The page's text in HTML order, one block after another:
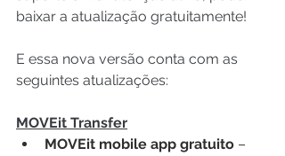
baixar a atualização gratuitamente!
E essa nova versão conta com as
seguintes atualizações:
MOVEit Transfer
MOVEit mobile app gratuito –